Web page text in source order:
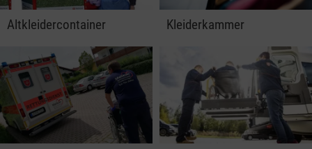
Altkleidercontainer Kleiderkammer